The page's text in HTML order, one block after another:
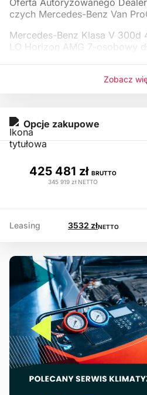
czych Mercedes-Benz Van
Mercedes-Benz Klasa V 300d
LO Horizon AMG 7-osobowy
Zobacz
Opcje zakupowe
425 481 zł BRUTTO
345 919 zł NETTO
Leasing 3532 złNETTO